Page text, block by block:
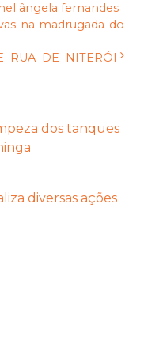
ângela fernandes
na madrugada do
RUA DE NITERÓI
dos tanques
diversas ações